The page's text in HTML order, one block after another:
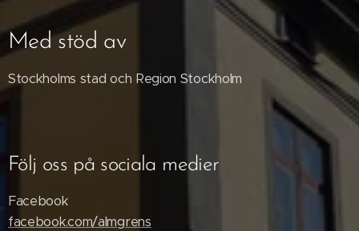
Med stöd av
Stockholms stad och Region Stockholm
Följ oss på sociala medier
Facebook
facebook.com/almgrens